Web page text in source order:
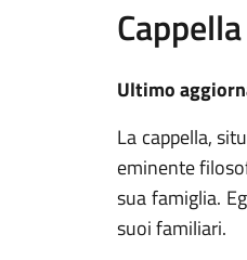
Ultimo
La cappella,
eminente
sua famiglia.
suoi familiari.